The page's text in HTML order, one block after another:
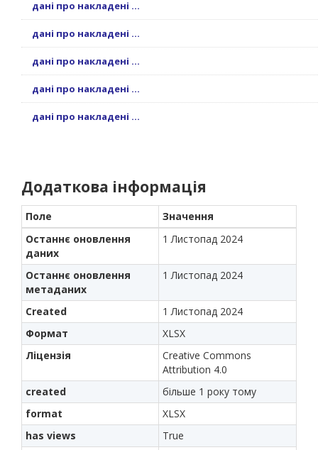
дані про накладені ...
дані про накладені ...
дані про накладені ...
дані про накладені ...
дані про накладені ...
Додаткова інформація
Поле
Значення
Останнє оновлення
даних
1 Листопад 2024
Останнє оновлення
метаданих
1 Листопад 2024
Created
1 Листопад 2024
Формат
XLSX
Ліцензія
Creative Commons
Attribution 4.0
created
більше 1 року тому
format
XLSX
has views
True